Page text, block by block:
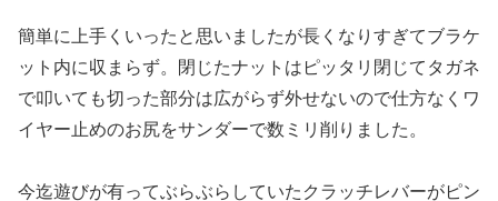
簡単に上手くいったと思いましたが長くなりすぎてブラケ
ット内に収まらず。閉じたナットはピッタリ閉じてタガネ
で叩いても切った部分は広がらず外せないので仕方なくワ
イヤー止めのお尻をサンダーで数ミリ削りました。
今迄遊びが有ってぶらぶらしていたクラッチレバーがピン